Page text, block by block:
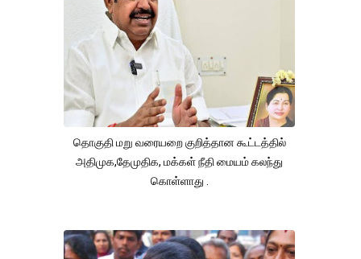
தொகுதி மறு வரையறை குறித்தான கூட்டத்தில்
அதிமுக,தேமுதிக, மக்கள் நீதி மையம் கலந்து
கொள்ளாது .